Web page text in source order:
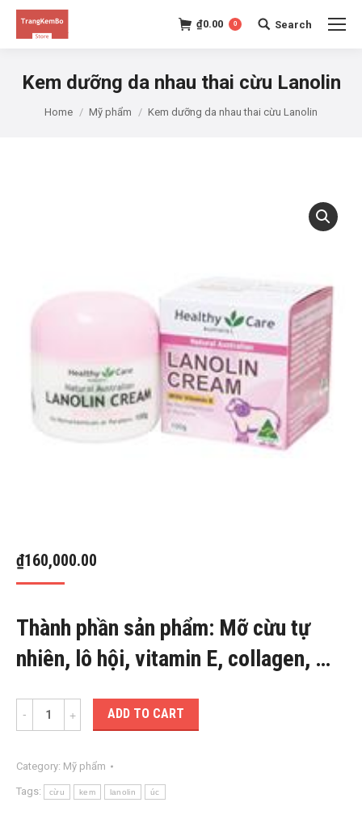
₫0.00 0 Search:
Search
Kem dưỡng da nhau thai cừu Lanolin
Home Mỹ phẩm Kem dưỡng da nhau thai cừu Lanolin
₫160,000.00
Thành phần sản phẩm: Mỡ cừu tự
nhiên, lô hội, vitamin E, collagen, …
Quantity ADD TO CART
Category: Mỹ phẩm
Tags: cừu kem lanolin úc